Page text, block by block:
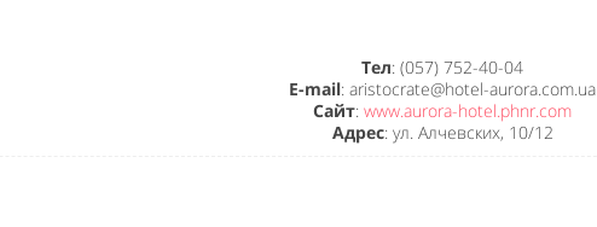
Тел: (057) 752-40-04
E-mail: aristocrate@hotel-aurora.com.ua
Сайт:www.aurora-hotel.phnr.com
Адрес: ул. Алчевских, 10/12